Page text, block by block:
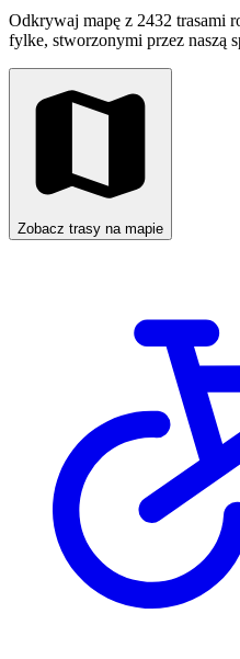
Odkrywaj mapę z 2432 trasami
fylke, stworzonymi przez naszą
Zobacz trasy na mapie